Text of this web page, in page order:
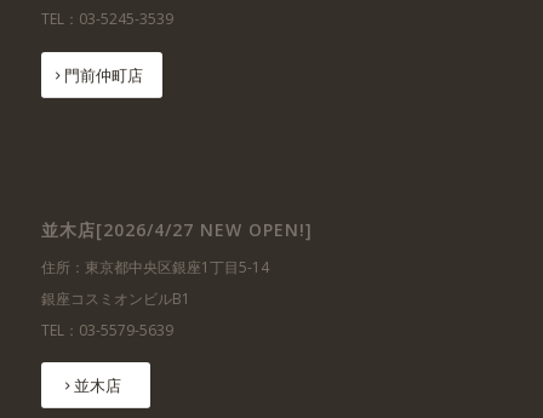
TEL：03-5245-3539
門前仲町店
並木店[2026/4/27 NEW OPEN!]
住所：東京都中央区銀座1丁目5-14
銀座コスミオンビルB1
TEL：03-5579-5639
並木店